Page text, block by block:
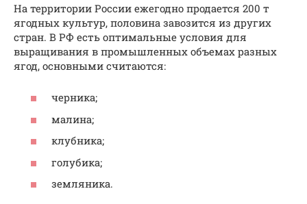
На территории России ежегодно продается 200 т
ягодных культур, половина завозится из других
стран. В РФ есть оптимальные условия для
выращивания в промышленных объемах разных
ягод, основными считаются:
черника;
малина;
клубника;
голубика;
земляника.